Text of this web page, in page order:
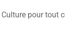
pour